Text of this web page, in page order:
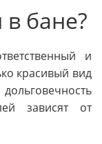
бане?
и
красивый вид
зависят от